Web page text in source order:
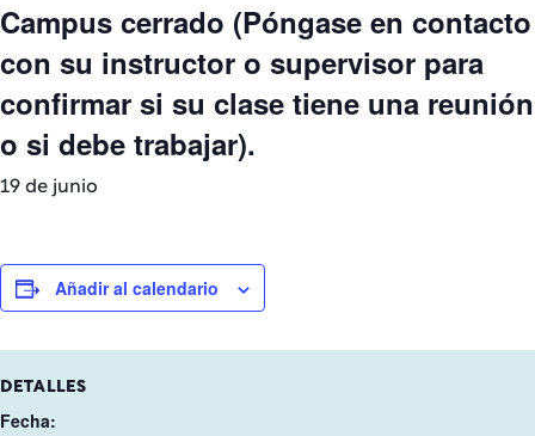
Campus cerrado (Póngase en contacto
con su instructor o supervisor para
confirmar si su clase tiene una reunión
o si debe trabajar).
19 de junio
Añadir al calendario
DETALLES
Fecha: